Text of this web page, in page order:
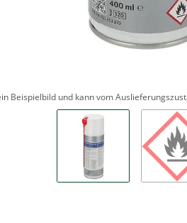
Beispielbild und kann vom